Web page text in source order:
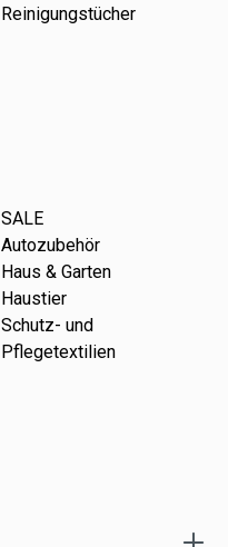
Reinigungstücher
SALE
Autozubehör
Haus & Garten
Haustier
Schutz- und
Pflegetextilien